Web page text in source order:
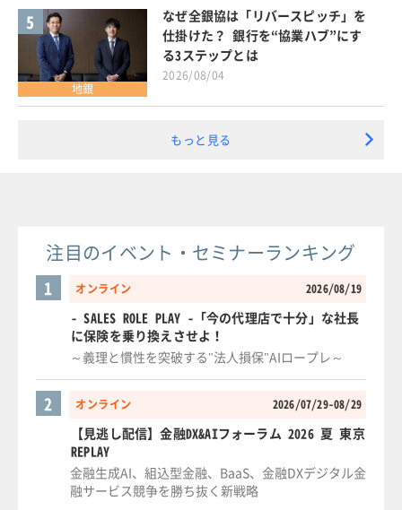
5
地銀
なぜ全銀協は「リバースピッチ」を
仕掛けた？ 銀行を“協業ハブ”にす
る3ステップとは
2026/08/04
もっと見る
注目のイベント・セミナーランキング
オンライン 2026/08/19
1
- SALES ROLE PLAY -「今の代理店で十分」な社長
に保険を乗り換えさせよ！
～義理と慣性を突破する"法人損保"AIロープレ～
オンライン 2026/07/29-08/29
2
【見逃し配信】金融DX&AIフォーラム 2026 夏 東京
REPLAY
金融生成AI、組込型金融、BaaS、金融DXデジタル金
融サービス競争を勝ち抜く新戦略